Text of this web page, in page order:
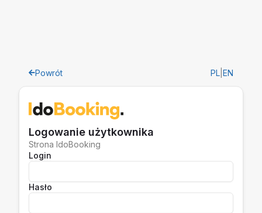
Powrót PL EN
Logowanie użytkownika
Strona IdoBooking
Login
Hasło